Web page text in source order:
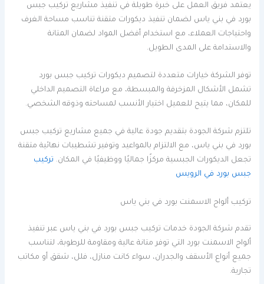
يعتمد فريق العمل على خبرة طويلة في تنفيذ مشاريع تركيب جبس
بورد في بني ياس لضمان تنفيذ ديكورات متقنة تناسب مساحة الغرف
واحتياجات العملاء، مع استخدام أفضل المواد لضمان المتانة
والاستدامة على المدى الطويل.
توفر الشركة خيارات متعددة لتصميم ديكورات تركيب جبس بورد
تشمل الأشكال المزخرفة والمبسطة، مع مراعاة التصميم الداخلي
للمكان، مما يتيح للعميل اختيار الأنسب لمساحته وذوقه الشخصي.
تلتزم شركة الجودة بتقديم جودة عالية في جميع مشاريع تركيب جبس
بورد في بني ياس، مع الالتزام بالمواعيد وتوفير تشطيبات نهائية متقنة
تجعل الديكورات الجبسية مركزًا جماليًا ووظيفيًا في المكان. تركيب
جبس بورد في الرويس
تركيب ألواح الاسمنت بورد في بني ياس
تقدم شركة الجودة خدمات تركيب جبس بورد في بني ياس عبر تنفيذ
ألواح الاسمنت بورد التي توفر متانة عالية ومقاومة للرطوبة، لتناسب
جميع أنواع الأسقف والجدران، سواء كانت منازل، فلل، شقق أو مكاتب
تجارية.